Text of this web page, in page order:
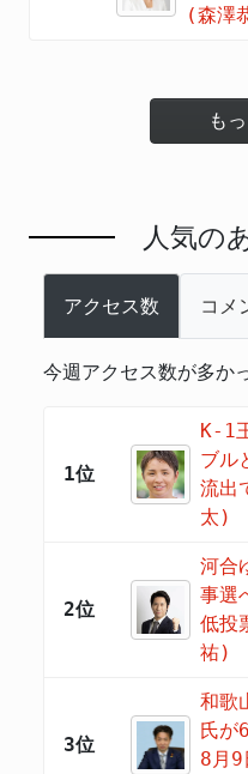
(森澤
も
人気の
アクセス数 コメ
今週アクセス数が多か
1位
K-1
ブル
流出
太)
2位
河合
事選
低投
祐)
3位
和歌
氏が
8月9